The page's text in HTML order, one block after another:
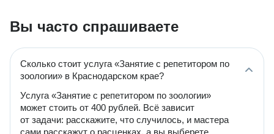
Вы часто спрашиваете
Сколько стоит услуга «Занятие с репетитором по
зоологии» в Краснодарском крае?
Услуга «Занятие с репетитором по зоологии»
может стоить от 400 рублей. Всё зависит
от задачи: расскажите, что случилось, и мастера
сами расскажут о расценках, а вы выберете